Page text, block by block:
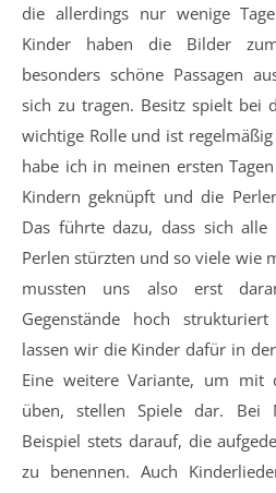
die allerdings nur wenige
Kinder haben die Bilder
besonders schöne Passagen
sich zu tragen. Besitz spielt bei
wichtige Rolle und ist
habe ich in meinen ersten
Kindern geknüpft und die
Das führte dazu, dass sich
Perlen stürzten und so viele wie
mussten uns also erst
Gegenstände hoch
lassen wir die Kinder dafür in
Eine weitere Variante, um mit
üben, stellen Spiele dar. Bei
Beispiel stets darauf, die
zu benennen. Auch